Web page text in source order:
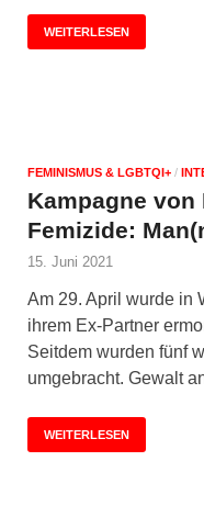
WEITERLESEN
FEMINISMUS & LGBTQI+ /
Kampagne von
Femizide:
15. Juni 2021
Am 29. April wurde in
ihrem Ex-Partner
Seitdem wurden fünf
umgebracht. Gewalt
WEITERLESEN